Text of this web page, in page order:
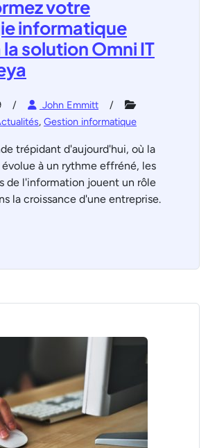
votre
informatique
solution Omni IT
John Emmitt
, Gestion informatique
trépidant d'aujourd'hui, où la
à un rythme effréné, les
de l'information jouent un rôle
la croissance d'une entreprise.